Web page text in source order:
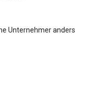
Unternehmer anders